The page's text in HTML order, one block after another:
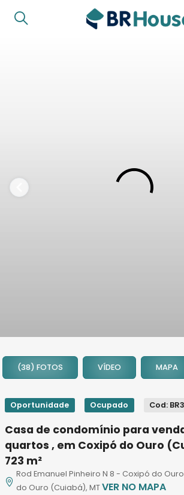
2
3
7
8
9
10
(38) FOTOS VÍDEO MAPA
Oportunidade Ocupado Cod:
Casa de condomínio para
quartos , em Coxipó do Ouro
723 m²
Rod Emanuel Pinheiro N 8 - Coxipó do
do Ouro (Cuiabá), MTVER NO MAPA